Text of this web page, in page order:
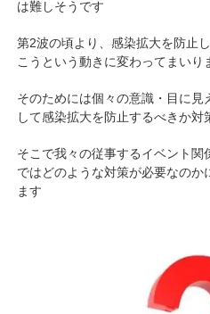
は難しそうです
第2波の頃より、感染拡大を防止
こうという動きに変わってまいり
そのためには個々の意識・目に見
して感染拡大を防止するべきか対
そこで我々の従事するイベント
ではどのような対策が必要なの
ます